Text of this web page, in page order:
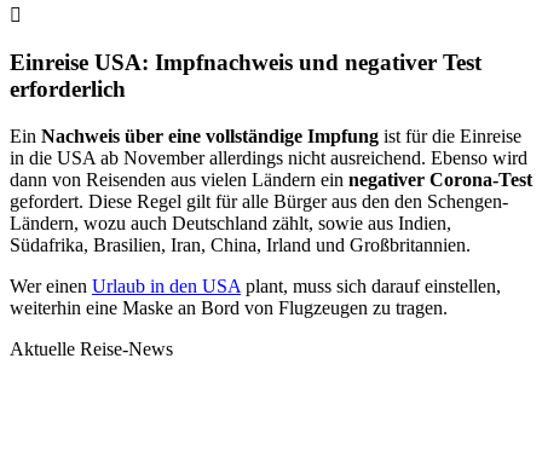
Einreise USA: Impfnachweis und negativer Test
erforderlich
Ein Nachweis über eine vollständige Impfung ist für die Einreise
in die USA ab November allerdings nicht ausreichend. Ebenso wird
dann von Reisenden aus vielen Ländern ein negativer Corona-Test
gefordert. Diese Regel gilt für alle Bürger aus den den Schengen-
Ländern, wozu auch Deutschland zählt, sowie aus Indien,
Südafrika, Brasilien, Iran, China, Irland und Großbritannien.
Wer einen Urlaub in den USA plant, muss sich darauf einstellen,
weiterhin eine Maske an Bord von Flugzeugen zu tragen.
Aktuelle Reise-News